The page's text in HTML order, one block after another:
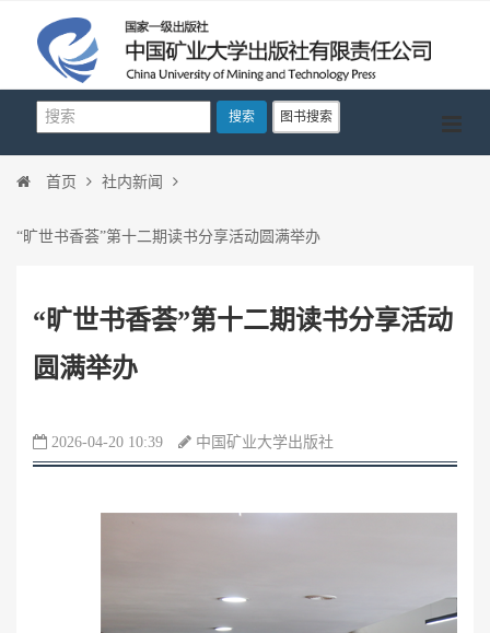
搜索 图书搜索
首页 社内新闻
“旷世书香荟”第十二期读书分享活动圆满举办
“旷世书香荟”第十二期读书分享活动
圆满举办
2026-04-20 10:39 中国矿业大学出版社